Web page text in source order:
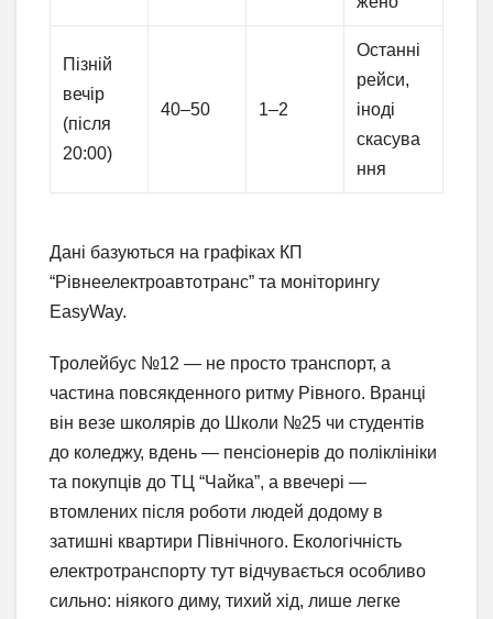
Пізній
вечір
(після
20:00)
40–50 1–2
Останні
рейси,
іноді
скасува
ння
Дані базуються на графіках КП
“Рівнеелектроавтотранс” та моніторингу
EasyWay.
Тролейбус №12 — не просто транспорт, а
частина повсякденного ритму Рівного. Вранці
він везе школярів до Школи №25 чи студентів
до коледжу, вдень — пенсіонерів до поліклініки
та покупців до ТЦ “Чайка”, а ввечері —
втомлених після роботи людей додому в
затишні квартири Північного. Екологічність
електротранспорту тут відчувається особливо
сильно: ніякого диму, тихий хід, лише легке